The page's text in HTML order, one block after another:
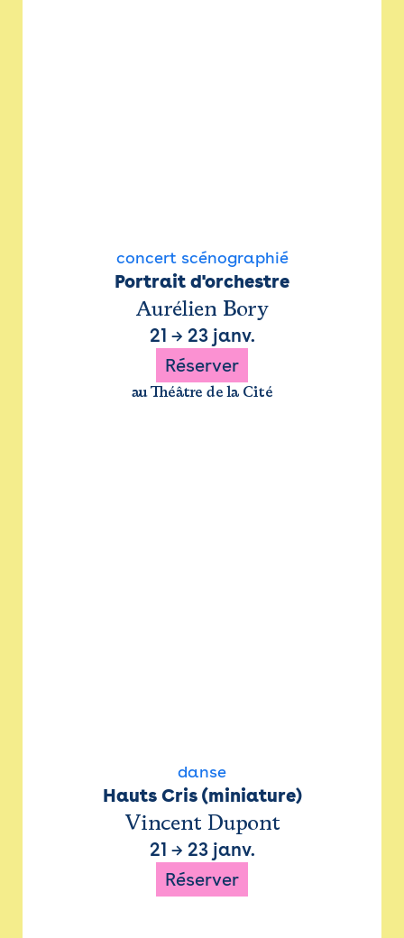
concert scénographié
Portrait d'orchestre
Aurélien Bory
21 → 23 janv.
Réserver
au Théâtre de la Cité
danse
Hauts Cris (miniature)
Vincent Dupont
21 → 23 janv.
Réserver